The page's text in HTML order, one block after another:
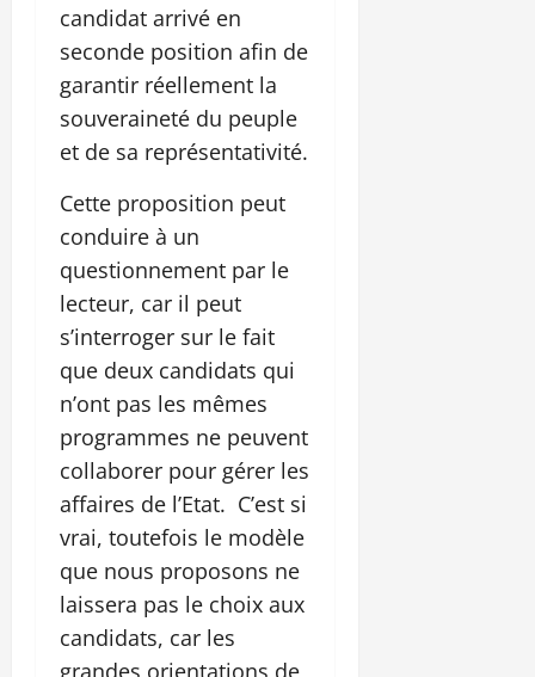
candidat arrivé en
seconde position afin de
garantir réellement la
souveraineté du peuple
et de sa représentativité.
Cette proposition peut
conduire à un
questionnement par le
lecteur, car il peut
s’interroger sur le fait
que deux candidats qui
n’ont pas les mêmes
programmes ne peuvent
collaborer pour gérer les
affaires de l’Etat. C’est si
vrai, toutefois le modèle
que nous proposons ne
laissera pas le choix aux
candidats, car les
grandes orientations de